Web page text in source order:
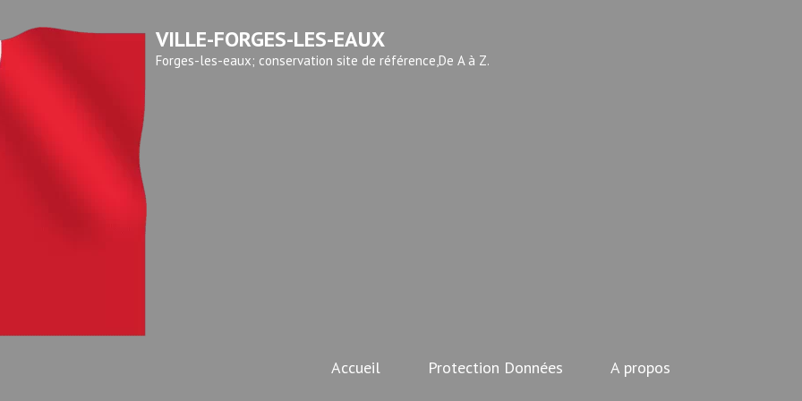
VILLE-FORGES-LES-EAUX
Forges-les-eaux; conservation site de référence,De A à Z.
Accueil Protection Données A propos